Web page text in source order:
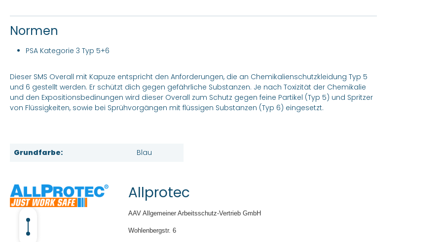
Normen
PSA Kategorie 3 Typ 5+6
Dieser SMS Overall mit Kapuze entspricht den Anforderungen, die an Chemikalienschutzkleidung Typ 5
und 6 gestellt werden. Er schützt dich gegen gefährliche Substanzen. Je nach Toxizität der Chemikalie
und den Expositionsbedinungen wird dieser Overall zum Schutz gegen feine Partikel (Typ 5) und Spritzer
von Flüssigkeiten, sowie bei Sprühvorgängen mit flüssigen Substanzen (Typ 6) eingesetzt.
Grundfarbe: Blau
Allprotec
AAV Allgemeiner Arbeitsschutz-Vertrieb GmbH
Wohlenbergstr. 6